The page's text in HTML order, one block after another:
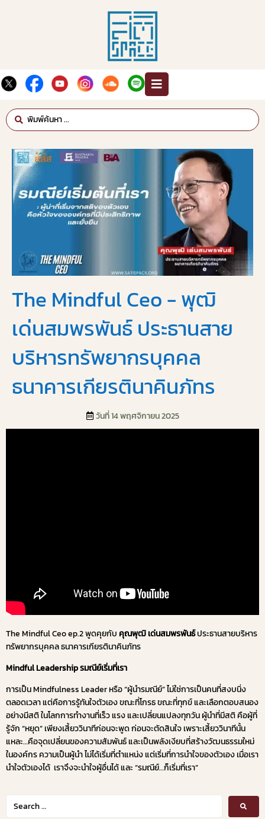
The Mindful Ceo - พุฒิ
เด่นสมพรพันธ์ ประธานสาย
บริหารทรัพยากรบุคคล
ธนาคารเกียรตินาคินภัทร
วันที่ 14 พฤศจิกายน 2025
The Mindful Ceo ep.2 พูดคุยกับคุณพุฒิ เด่นสมพรพันธ์ประธานสายบริหาร
ทรัพยากรบุคคล ธนาคารเกียรตินาคินภัทร
Mindful Leadership รมณีย์เริ่มที่เรา
การเป็น Mindfulness Leader หรือ “ผู้นำรมณีย์” ไม่ใช่การเป็นคนที่สงบนิ่ง
ตลอดเวลา แต่คือการรู้ทันใจตัวเอง ขณะที่โกรธ ขณะที่ทุกข์ และเลือกตอบสนอง
อย่างมีสติ ในโลกการทำงานที่เร็ว แรง และเปลี่ยนแปลงทุกวัน ผู้นำที่มีสติ คือผู้ที่
รู้จัก “หยุด” เพียงเสี้ยววินาทีก่อนจะพูด ก่อนจะตัดสินใจ เพราะเสี้ยววินาทีนั้น
แหละ…คือจุดเปลี่ยนของความสัมพันธ์ และเป็นพลังเงียบที่สร้างวัฒนธรรมใหม่
ในองค์กร ความเป็นผู้นำ ไม่ได้เริ่มที่ตำแหน่ง แต่เริ่มที่การนำใจของตัวเอง เมื่อเรา
นำใจตัวเองได้ เราจึงจะนำใจผู้อื่นได้ และ “รมณีย์…ก็เริ่มที่เรา”